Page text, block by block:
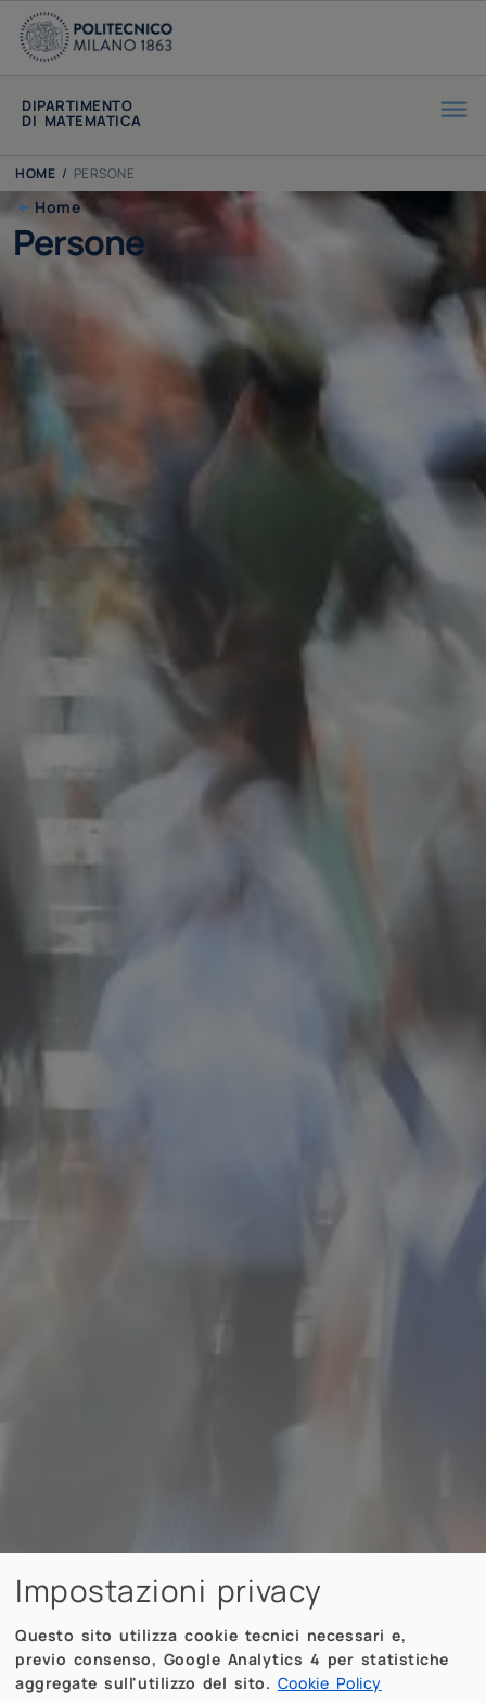
DIPARTIMENTO
DI MATEMATICA
HOME / PERSONE
Home
Persone
Impostazioni privacy
Questo sito utilizza cookie tecnici necessari e,
previo consenso, Google Analytics 4 per statistiche
aggregate sull'utilizzo del sito. Cookie Policy